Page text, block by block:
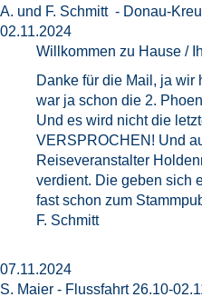
A. und F. Schmitt - Donau-
02.11.2024
Willkommen zu Hause /
Danke für die Mail, ja wir
war ja schon die 2.
Und es wird nicht die
VERSPROCHEN! Und
Reiseveranstalter
verdient. Die geben sich
fast schon zum
F. Schmitt
07.11.2024
S. Maier - Flussfahrt 26.10-